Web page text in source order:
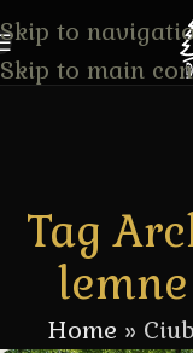
Skip to
Skip to main
Tag
Home »